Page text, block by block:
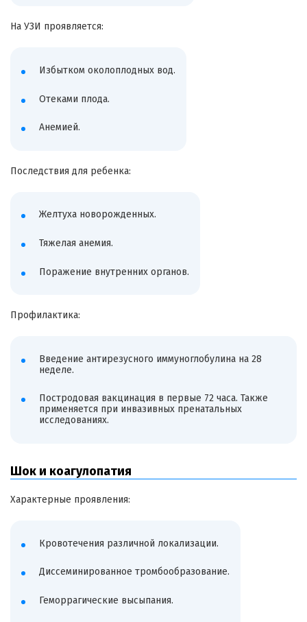
На УЗИ проявляется:
Избытком околоплодных вод.
Отеками плода.
Анемией.
Последствия для ребенка:
Желтуха новорожденных.
Тяжелая анемия.
Поражение внутренних органов.
Профилактика:
Введение антирезусного иммуноглобулина на 28
неделе.
Постродовая вакцинация в первые 72 часа. Также
применяется при инвазивных пренатальных
исследованиях.
Шок и коагулопатия
Характерные проявления:
Кровотечения различной локализации.
Диссеминированное тромбообразование.
Геморрагические высыпания.